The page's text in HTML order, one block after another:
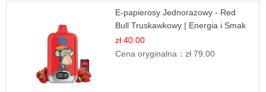
E-papierosy Jednorazowy - Red
Bull Truskawkowy | Energia i Smak
zł 40.00
Cena oryginalna：zł 79.00